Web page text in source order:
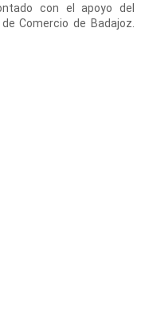
con el apoyo del
Comercio de Badajoz.